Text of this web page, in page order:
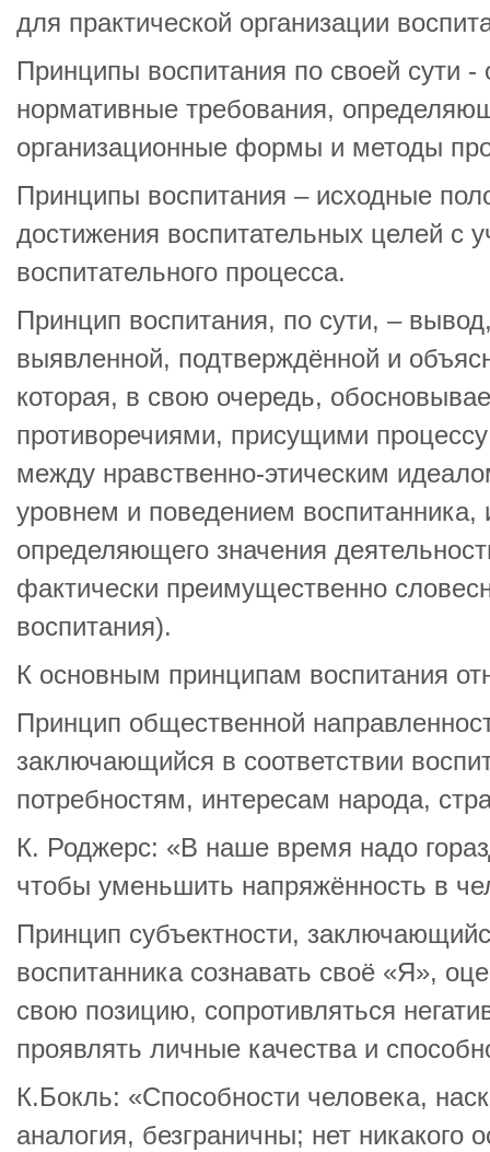
для практической организации
Принципы воспитания по своей сути
нормативные требования,
организационные формы и методы
Принципы воспитания – исходные
достижения воспитательных целей с
воспитательного процесса.
Принцип воспитания, по сути, –
выявленной, подтверждённой и
которая, в свою очередь,
противоречиями, присущими
между нравственно-этическим
уровнем и поведением
определяющего значения
фактически преимущественно
воспитания).
К основным принципам воспитания
Принцип общественной
заключающийся в соответствии
потребностям, интересам народа,
К. Роджерс: «В наше время надо
чтобы уменьшить напряжённость в
Принцип субъектности,
воспитанника сознавать своё «Я»,
свою позицию, сопротивляться
проявлять личные качества и
К.Бокль: «Способности человека,
аналогия, безграничны; нет никакого